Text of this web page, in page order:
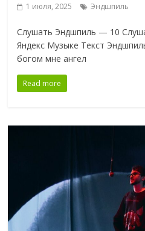
1 июля, 2025 Эндшпиль
Слушать Эндшпиль — 10
Яндекс Музыке Текст
богом мне ангел
Read more